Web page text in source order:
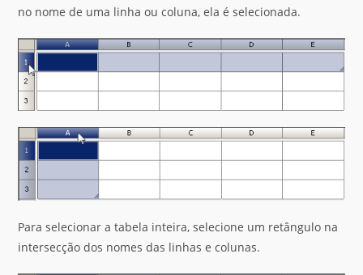
no nome de uma linha ou coluna, ela é selecionada.
Para selecionar a tabela inteira, selecione um retângulo na
intersecção dos nomes das linhas e colunas.